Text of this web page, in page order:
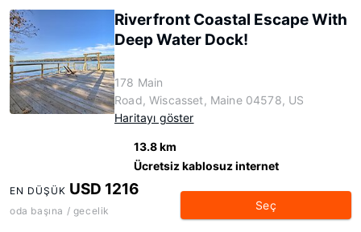
Riverfront Coastal Escape With
Deep Water Dock!
178 Main
Road, Wiscasset, Maine 04578, US
Haritayı göster
13.8 km
Ücretsiz kablosuz internet
EN DÜŞÜK USD 1216
oda başına / gecelik Seç